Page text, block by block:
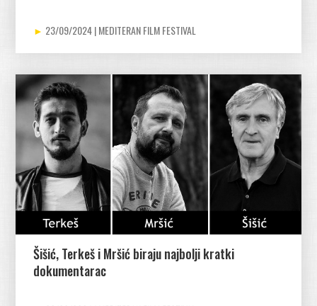
23/09/2024
Šišić, Terkeš i Mršić biraju najbolji kratki
dokumentarac